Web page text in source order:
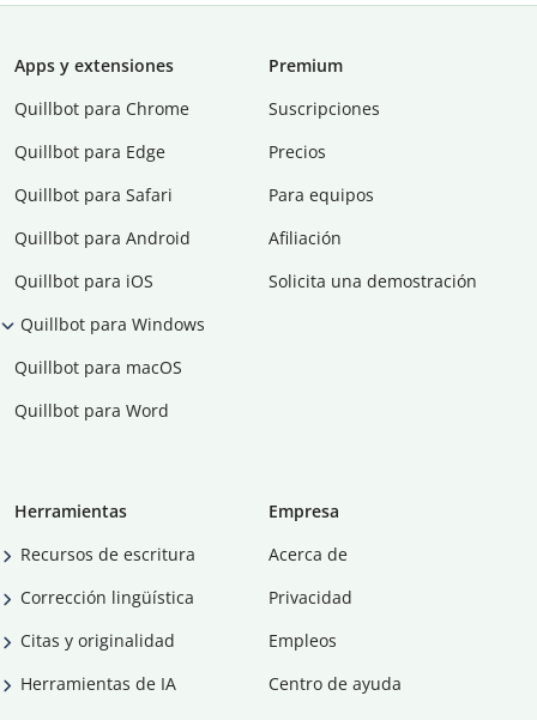
Apps y extensiones
Quillbot para Chrome
Quillbot para Edge
Quillbot para Safari
Quillbot para Android
Quillbot para iOS
Quillbot para Windows
Quillbot para macOS
Quillbot para Word
Premium
Suscripciones
Precios
Para equipos
Afiliación
Solicita una demostración
Herramientas
Recursos de escritura
Corrección lingüística
Citas y originalidad
Herramientas de IA
Empresa
Acerca de
Privacidad
Empleos
Centro de ayuda